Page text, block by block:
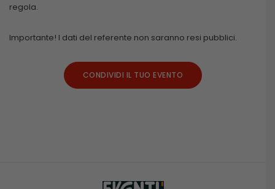
regola.
Importante! I dati del referente non saranno resi pubblici.
CONDIVIDI IL TUO EVENTO